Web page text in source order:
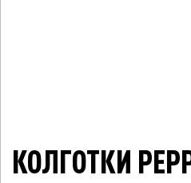
КОЛГОТКИ